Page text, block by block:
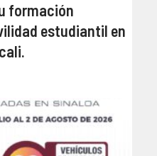
formación
estudiantil en